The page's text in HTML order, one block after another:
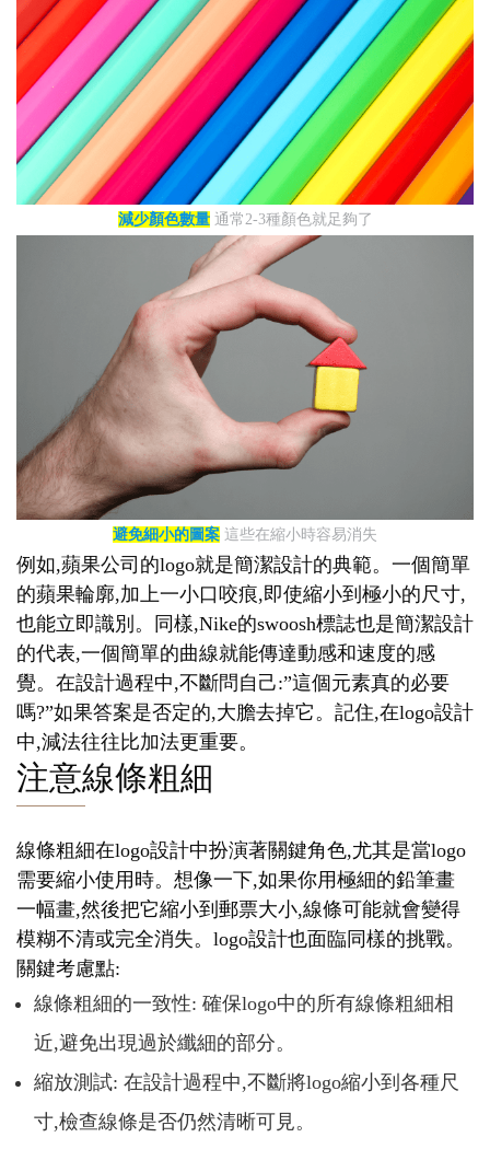
減少顏色數量通常2-3種顏色就足夠了
避免細小的圖案 這些在縮小時容易消失
例如,蘋果公司的logo就是簡潔設計的典範。一個簡單
的蘋果輪廓,加上一小口咬痕,即使縮小到極小的尺寸,
也能立即識別。同樣,Nike的swoosh標誌也是簡潔設計
的代表,一個簡單的曲線就能傳達動感和速度的感
覺。在設計過程中,不斷問自己:”這個元素真的必要
嗎?”如果答案是否定的,大膽去掉它。記住,在logo設計
中,減法往往比加法更重要。
注意線條粗細
線條粗細在logo設計中扮演著關鍵角色,尤其是當logo
需要縮小使用時。想像一下,如果你用極細的鉛筆畫
一幅畫,然後把它縮小到郵票大小,線條可能就會變得
模糊不清或完全消失。logo設計也面臨同樣的挑戰。
關鍵考慮點:
線條粗細的一致性: 確保logo中的所有線條粗細相
近,避免出現過於纖細的部分。
縮放測試: 在設計過程中,不斷將logo縮小到各種尺
寸,檢查線條是否仍然清晰可見。